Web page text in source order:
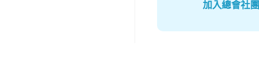
加入總會社團